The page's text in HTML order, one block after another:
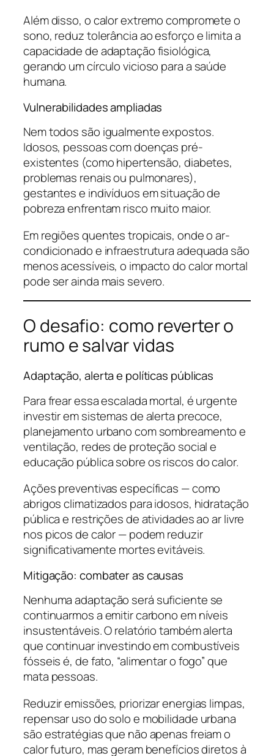
Além disso, o calor extremo compromete o
sono, reduz tolerância ao esforço e limita a
capacidade de adaptação fisiológica,
gerando um círculo vicioso para a saúde
humana.
Vulnerabilidades ampliadas
Nem todos são igualmente expostos.
Idosos, pessoas com doenças pré-
existentes (como hipertensão, diabetes,
problemas renais ou pulmonares),
gestantes e indivíduos em situação de
pobreza enfrentam risco muito maior.
Em regiões quentes tropicais, onde o ar-
condicionado e infraestrutura adequada são
menos acessíveis, o impacto do calor mortal
pode ser ainda mais severo.
O desafio: como reverter o
rumo e salvar vidas
Adaptação, alerta e políticas públicas
Para frear essa escalada mortal, é urgente
investir em sistemas de alerta precoce,
planejamento urbano com sombreamento e
ventilação, redes de proteção social e
educação pública sobre os riscos do calor.
Ações preventivas específicas — como
abrigos climatizados para idosos, hidratação
pública e restrições de atividades ao ar livre
nos picos de calor — podem reduzir
significativamente mortes evitáveis.
Mitigação: combater as causas
Nenhuma adaptação será suficiente se
continuarmos a emitir carbono em níveis
insustentáveis. O relatório também alerta
que continuar investindo em combustíveis
fósseis é, de fato, “alimentar o fogo” que
mata pessoas.
Reduzir emissões, priorizar energias limpas,
repensar uso do solo e mobilidade urbana
são estratégias que não apenas freiam o
calor futuro, mas geram benefícios diretos à